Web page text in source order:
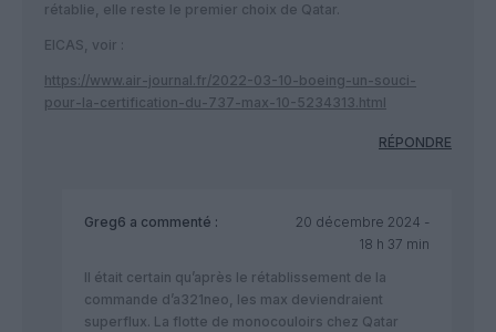
rétablie, elle reste le premier choix de Qatar.
EICAS, voir :
https://www.air-journal.fr/2022-03-10-boeing-un-souci-
pour-la-certification-du-737-max-10-5234313.html
RÉPONDRE
Greg6 a commenté :
20 décembre 2024 -
18 h 37 min
Il était certain qu’après le rétablissement de la
commande d’a321neo, les max deviendraient
superflux. La flotte de monocouloirs chez Qatar